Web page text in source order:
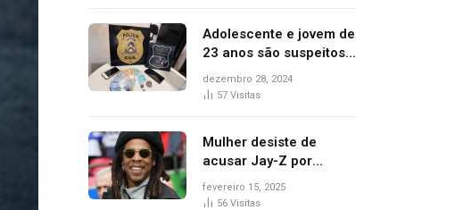
Grammy 2025
Adolescente e jovem de
23 anos são suspeitos
de vender drogas
próximo de delegacia e
dezembro 28, 2024
57 Visitas
Mulher desiste de
acusar Jay-Z por
estupro, diz revista
fevereiro 15, 2025
56 Visitas